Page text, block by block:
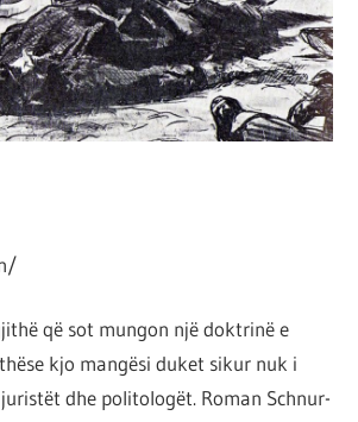
që sot mungon një doktrinë e
kjo mangësi duket sikur nuk i
dhe politologët. Roman Schnur-